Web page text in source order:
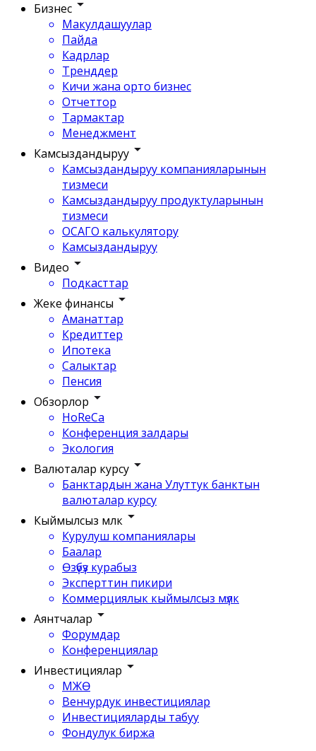
Бизнес
Макулдашуулар
Пайда
Кадрлар
Тренддер
Кичи жана орто бизнес
Отчеттор
Тармактар
Менеджмент
Камсыздандыруу
Камсыздандыруу компанияларынын
тизмеси
Камсыздандыруу продуктуларынын
тизмеси
ОСАГО калькулятору
Камсыздандыруу
Видео
Подкасттар
Жеке финансы
Аманаттар
Кредиттер
Ипотека
Салыктар
Пенсия
Обзорлор
HoReCa
Конференция залдары
Экология
Валюталар курсу
Банктардын жана Улуттук банктын
валюталар курсу
Кыймылсыз мүлк
Курулуш компаниялары
Баалар
Өзүбүз курабыз
Эксперттин пикири
Коммерциялык кыймылсыз мүлк
Аянтчалар
Форумдар
Конференциялар
Инвестициялар
МЖӨ
Венчурдук инвестициялар
Инвестицияларды табуу
Фондулук биржа